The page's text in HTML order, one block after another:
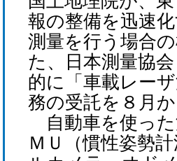
報の整備を迅速
測量を行う場合
た、日本測量協
的に「車載レー
務の受託を８月
自動車を使った
ＭＵ（慣性姿勢